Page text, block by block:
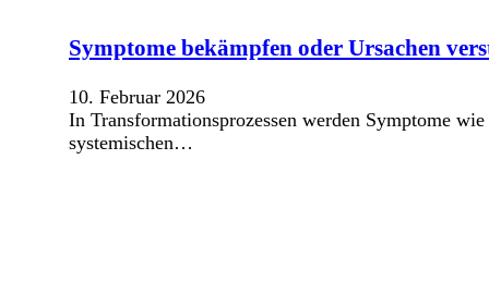
Symptome bekämpfen oder Ursachen
10. Februar 2026
In Transformationsprozessen werden Symptome
systemischen…